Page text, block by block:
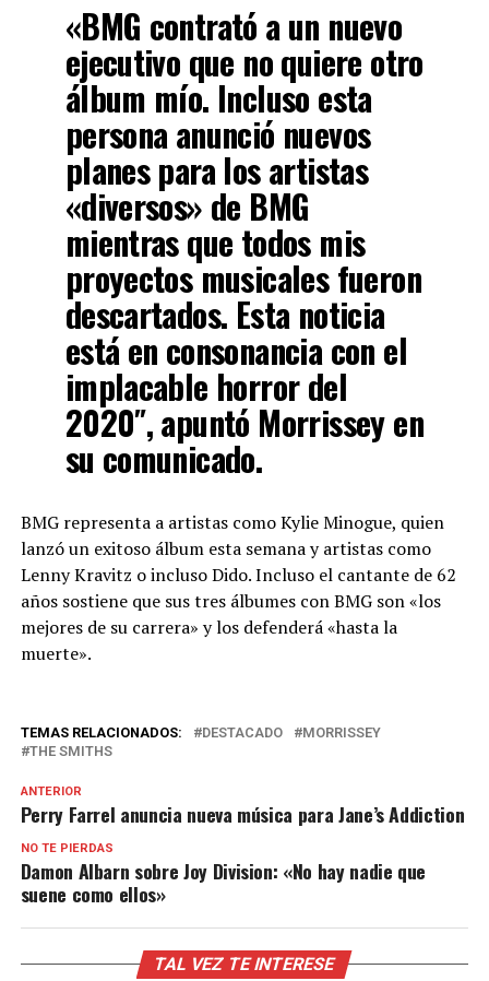
«BMG contrató a un nuevo
ejecutivo que no quiere otro
álbum mío. Incluso esta
persona anunció nuevos
planes para los artistas
«diversos» de BMG
mientras que todos mis
proyectos musicales fueron
descartados. Esta noticia
está en consonancia con el
implacable horror del
2020″, apuntó Morrissey en
su comunicado.
BMG representa a artistas como Kylie Minogue, quien
lanzó un exitoso álbum esta semana y artistas como
Lenny Kravitz o incluso Dido. Incluso el cantante de 62
años sostiene que sus tres álbumes con BMG son «los
mejores de su carrera» y los defenderá «hasta la
muerte».
TEMAS RELACIONADOS: DESTACADO
MORRISSEY
THE SMITHS
ANTERIOR
Perry Farrel anuncia nueva música para Jane’s Addiction
NO TE PIERDAS
Damon Albarn sobre Joy Division: «No hay nadie que
suene como ellos»
TAL VEZ TE INTERESE